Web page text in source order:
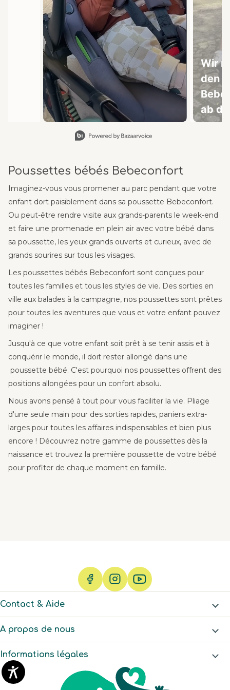
Wir
den
ab
die
für
Poussettes bébés Bebeconfort
Imaginez-vous vous promener au parc pendant que votre
enfant dort paisiblement dans sa poussette Bebeconfort.
Ou peut-être rendre visite aux grands-parents le week-end
et faire une promenade en plein air avec votre bébé dans
sa poussette, les yeux grands ouverts et curieux, avec de
grands sourires sur tous les visages.
Les poussettes bébés Bebeconfort sont conçues pour
toutes les familles et tous les styles de vie. Des sorties en
ville aux balades à la campagne, nos poussettes sont prêtes
pour toutes les aventures que vous et votre enfant pouvez
imaginer !
Jusqu'à ce que votre enfant soit prêt à se tenir assis et à
conquérir le monde, il doit rester allongé dans une
poussette bébé. C'est pourquoi nos poussettes offrent des
positions allongées pour un confort absolu.
Nous avons pensé à tout pour vous faciliter la vie. Pliage
d'une seule main pour des sorties rapides, paniers extra-
larges pour toutes les affaires indispensables et bien plus
encore ! Découvrez notre gamme de poussettes dès la
naissance et trouvez la première poussette de votre bébé
pour profiter de chaque moment en famille.
Contact & Aide
A propos de nous
Informations légales